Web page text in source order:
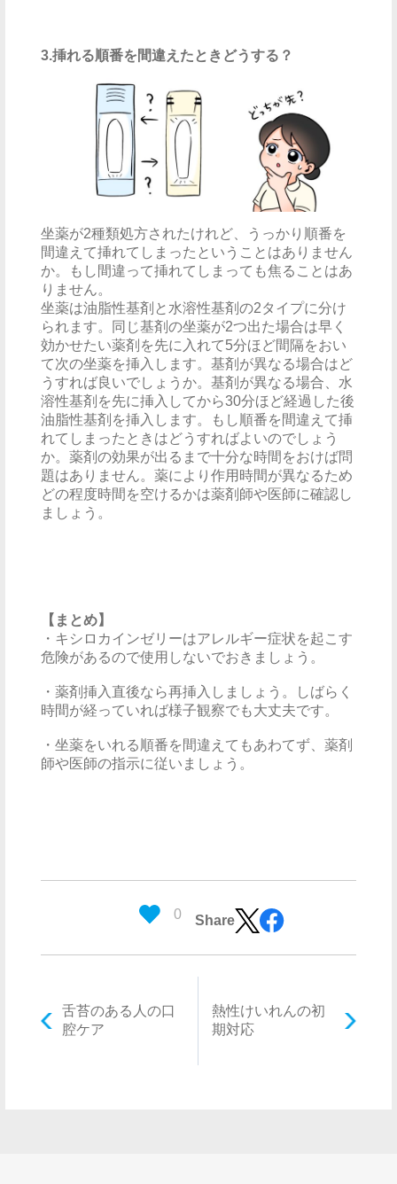
3.挿れる順番を間違えたときどうする？
坐薬が2種類処方されたけれど、うっかり順番を
間違えて挿れてしまったということはありません
か。もし間違って挿れてしまっても焦ることはあ
りません。
坐薬は油脂性基剤と水溶性基剤の2タイプに分け
られます。同じ基剤の坐薬が2つ出た場合は早く
効かせたい薬剤を先に入れて5分ほど間隔をおい
て次の坐薬を挿入します。基剤が異なる場合はど
うすれば良いでしょうか。基剤が異なる場合、水
溶性基剤を先に挿入してから30分ほど経過した後
油脂性基剤を挿入します。もし順番を間違えて挿
れてしまったときはどうすればよいのでしょう
か。薬剤の効果が出るまで十分な時間をおけば問
題はありません。薬により作用時間が異なるため
どの程度時間を空けるかは薬剤師や医師に確認し
ましょう。
【まとめ】
・キシロカインゼリーはアレルギー症状を起こす
危険があるので使用しないでおきましょう。
・薬剤挿入直後なら再挿入しましょう。しばらく
時間が経っていれば様子観察でも大丈夫です。
・坐薬をいれる順番を間違えてもあわてず、薬剤
師や医師の指示に従いましょう。
0 Share
舌苔のある人の口
腔ケア
熱性けいれんの初
期対応